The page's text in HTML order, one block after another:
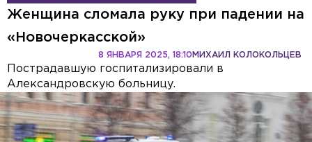
Женщина сломала руку при падении на
«Новочеркасской»
МИХАИЛ КОЛОКОЛЬЦЕВ
8 ЯНВАРЯ 2025, 18:10
Пострадавшую госпитализировали в
Александровскую больницу.